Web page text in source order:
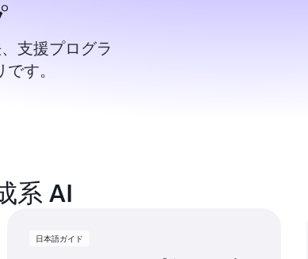
支援プログラ
す。
系 AI
日本語ガイド